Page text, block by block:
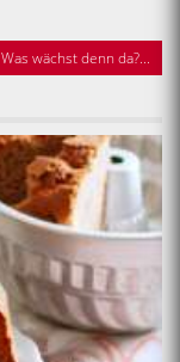
Was wächst denn da?...